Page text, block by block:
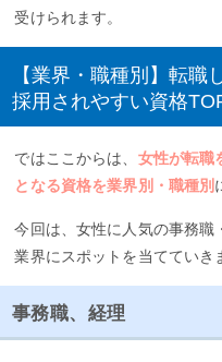
受けられます。
【業界・職種別】転職
採用されやすい資格
ではここからは、 女性が転職
となる資格を業界別・職種別
今回は、女性に人気の事務
業界にスポットを当てていき
事務職、経理